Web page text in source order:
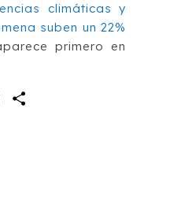
climáticas y
suben un 22%
primero en
Email